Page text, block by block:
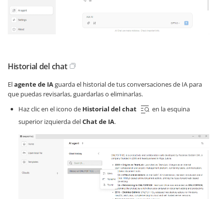
Historial del chat
Elagente de IAguarda el historial de tus conversaciones de IA para
que puedas revisarlas, guardarlas o eliminarlas.
Haz clic en el icono de Historial del chat
en la esquina
superior izquierda delChat de IA.